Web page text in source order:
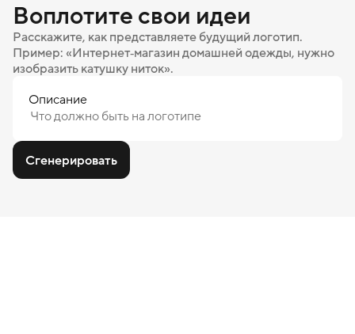
Воплотите свои идеи
Расскажите, как представляете будущий логотип.
Пример: «Интернет‑магазин домашней одежды, нужно
изобразить катушку ниток».
Описание
Сгенерировать